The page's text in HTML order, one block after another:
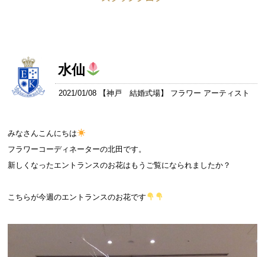
水仙
2021/01/08 【神戸 結婚式場】 フラワー アーティスト
みなさんこんにちは
フラワーコーディネーターの北田です。
新しくなったエントランスのお花はもうご覧になられましたか？
こちらが今週のエントランスのお花です